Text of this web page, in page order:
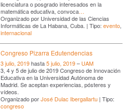
licenciatura o posgrado interesados en la
matemática educativa, convoca …
Organizado por Universidad de las Ciencias
Informáticas de La Habana, Cuba. | Tipo: evento,
internacional
Congreso Pizarra Edutendencias
3 julio, 2019hasta5 julio, 2019– UAM
3, 4 y 5 de julio de 2019 Congreso de Innovación
Educativa en la Universidad Autónoma de
Madrid. Se aceptan experiencias, pósteres y
vídeos.
Organizado porJosé Dulac Ibergallartu | Tipo:
congreso